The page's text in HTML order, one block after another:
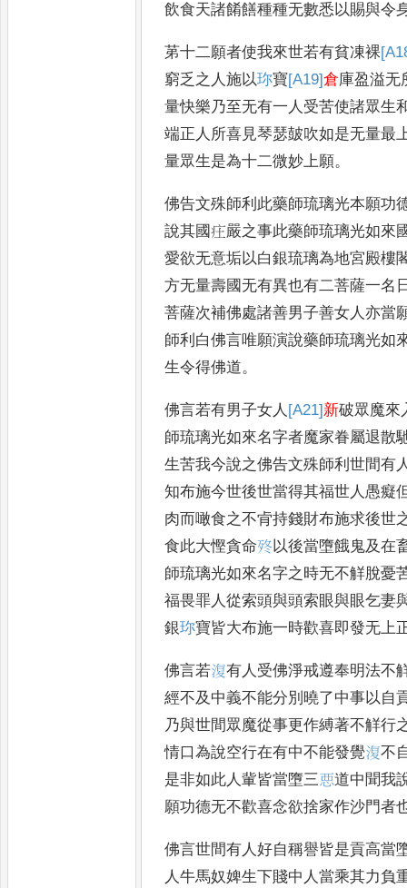
飲食天諸餚饍種種无數悉以賜與令
苐十二願者使我來世若有貧凍裸
窮乏之人施以珎寶[A19]倉庫盈溢无
量快樂乃至无有一 人受苦使諸眾生
端正人所喜見琴瑟皷吹如是无量最
量眾生是為十二微妙上願。
佛告文殊師利此藥師琉璃光本願功
說其國㽵嚴之事此藥師琉璃光如來
愛欲无意垢以白銀琉璃為地宮殿樓
方无量壽國无有異也有二菩薩一名
菩薩次補佛處諸善男子善女人亦當
師利白佛言唯願演說藥師琉璃光如
生令得佛道。
佛言若有男子女人 [A21] 新破眾魔來
師琉璃光如來名字者魔家眷屬退散
生苦我今說之佛告文殊師利世間有
知布施今世後世當得其福世人愚癡
肉而噉食之不肻持錢財布施求後世
食此大慳貪命𣧩以後當墮餓鬼及在
師琉璃光如來名字之時无不觧脫憂
福畏罪人從索頭與頭索眼與眼乞妻
銀珎寶皆大布施一時歡喜即發无上
佛言若𣸪有人受佛淨戒遵奉明法不
經不及中義不能分別曉了中事以自
乃與世間眾魔從事更作縛著不觧行
情口為說空行在有中不能發覺𣸪不
是非如此人軰皆當墮三𢙣道中聞我
願功德无不歡喜念欲捨家作沙門者
佛言世間有人好自稱譽皆是貢高當
人牛馬奴婢生下賤中人當乘其力負